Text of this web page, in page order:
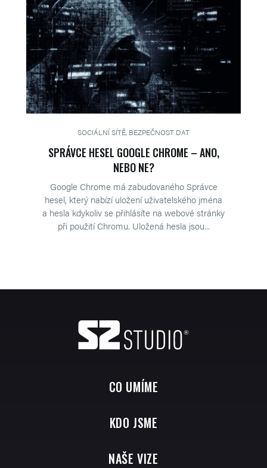
SOCIÁLNÍ SÍTĚ, BEZPEČNOST DAT
SPRÁVCE HESEL GOOGLE CHROME – ANO,
NEBO NE?
Google Chrome má zabudovaného Správce
hesel, který nabízí uložení uživatelského jména
a hesla kdykoliv se přihlásíte na webové stránky
při použití Chromu. Uložená hesla jsou...
CO UMÍME
KDO JSME
NAŠE VIZE